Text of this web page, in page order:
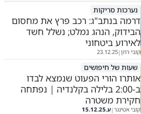
נערכות סריקות
דרמה בנתב"ג: רכב פרץ את מחסום
הבידוק, הנהג נמלט; נשלל חשד
לאירוע ביטחוני
קובי רוזן|
23.12.25
שעות של חיפושים
אותרו הורי הפעוט שנמצא לבדו
ב-2:00 בלילה בקלנדיה | נפתחה
חקירת משטרה
קובי אטינגר|ע.15.12.25